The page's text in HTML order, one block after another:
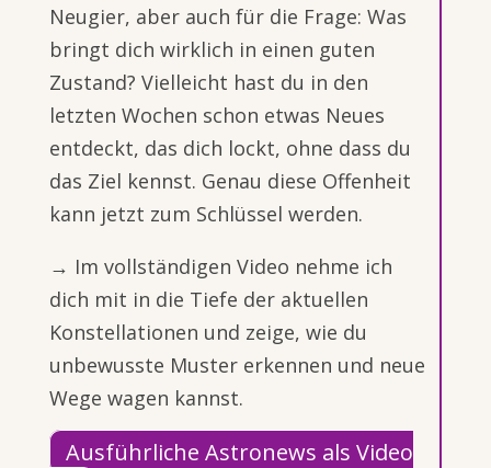
Neugier, aber auch für die Frage: Was
bringt dich wirklich in einen guten
Zustand? Vielleicht hast du in den
letzten Wochen schon etwas Neues
entdeckt, das dich lockt, ohne dass du
das Ziel kennst. Genau diese Offenheit
kann jetzt zum Schlüssel werden.
→ Im vollständigen Video nehme ich
dich mit in die Tiefe der aktuellen
Konstellationen und zeige, wie du
unbewusste Muster erkennen und neue
Wege wagen kannst.
Ausführliche Astronews als Video